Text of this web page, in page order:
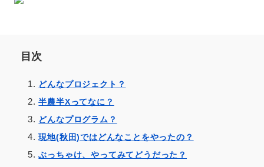
目次
どんなプロジェクト？
半農半Xってなに？
どんなプログラム？
現地(秋田)ではどんなことをやったの？
ぶっちゃけ、やってみてどうだった？